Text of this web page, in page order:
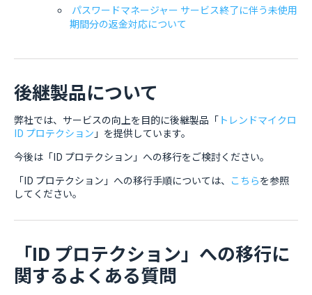
パスワードマネージャー サービス終了に伴う未使用
期間分の返金対応について
後継製品について
弊社では、サービスの向上を目的に後継製品「 トレンドマイクロ
ID プロテクション 」を提供しています。
今後は「ID プロテクション」への移行をご検討ください。
「ID プロテクション」への移行手順については、 こちらを参照
してください。
「ID プロテクション」への移行に
関するよくある質問